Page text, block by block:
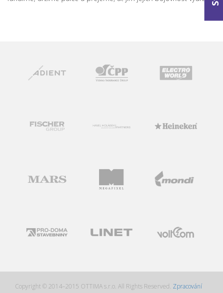
Copyright © 2014–2015 OTTIMA s.r.o. All Rights Reserved. Zpracování